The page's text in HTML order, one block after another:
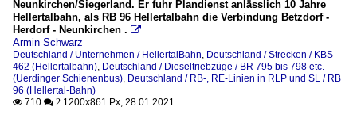
Neunkirchen/Siegerland. Er fuhr Plandienst anlässlich 10 Jahre
Hellertalbahn, als RB 96 Hellertalbahn die Verbindung Betzdorf -
Herdorf - Neunkirchen . 
Armin Schwarz
Deutschland / Unternehmen / HellertalBahn, Deutschland / Strecken / KBS
462 (Hellertalbahn), Deutschland / Dieseltriebzüge / BR 795 bis 798 etc.
(Uerdinger Schienenbus), Deutschland / RB-, RE-Linien in RLP und SL / RB
96 (Hellertal-Bahn)
 710  2 1200x861 Px, 28.01.2021